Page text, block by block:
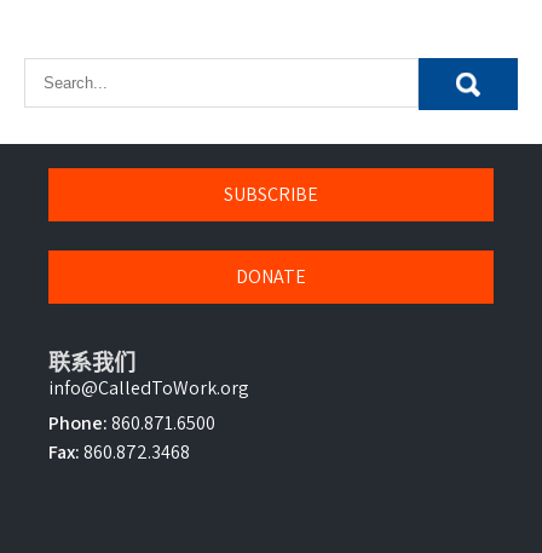
SUBSCRIBE
DONATE
联系我们
info@CalledToWork.org
Phone:860.871.6500
Fax:860.872.3468